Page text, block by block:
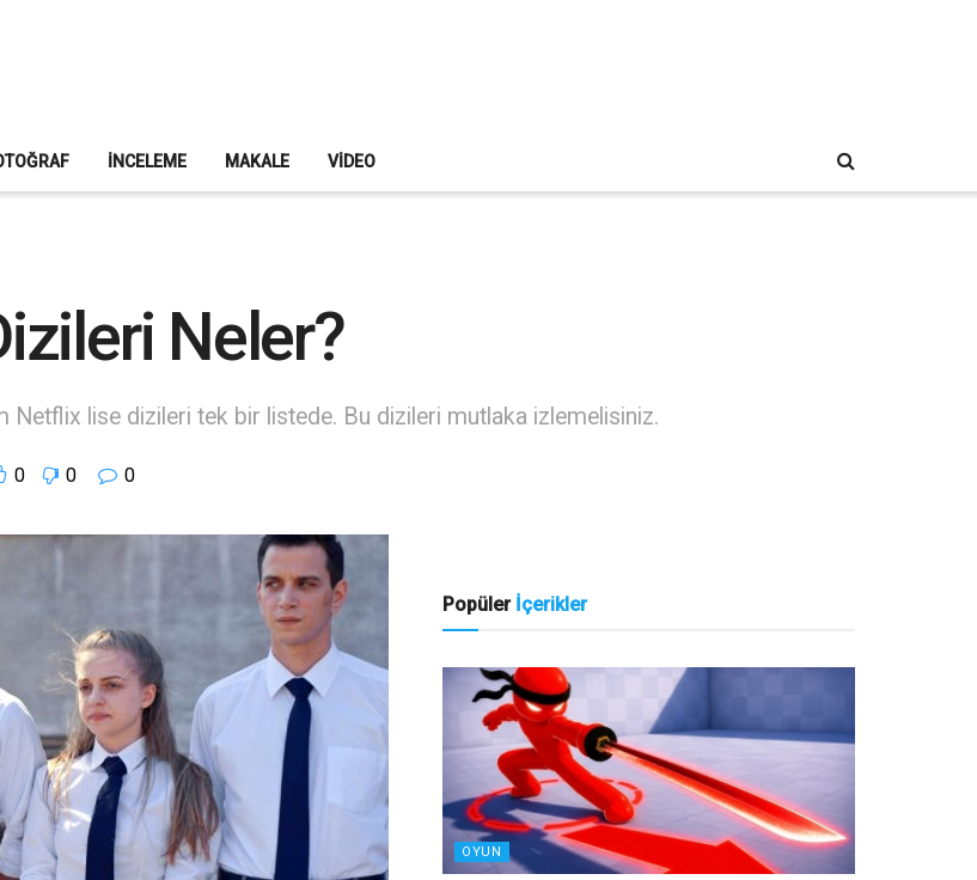
İNCELEME MAKALE VIDEO
Neler?
Netflix lise dizileri tek bir listede. Bu dizileri mutlaka izlemelisiniz.
0 0 0
Popüler İçerikler
OYUN